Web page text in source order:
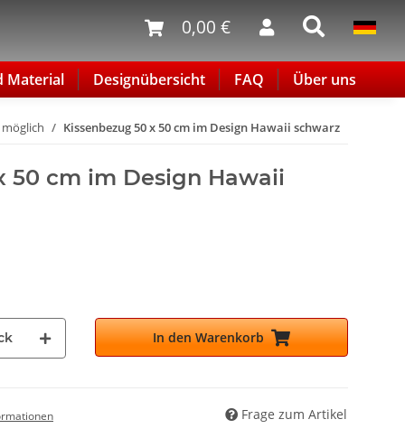
0,00 €
Material Designübersicht FAQ Über uns
Kissenbezug 50 x 50 cm im Design Hawaii schwarz
50 cm im Design Hawaii
In den Warenkorb
Frage zum Artikel